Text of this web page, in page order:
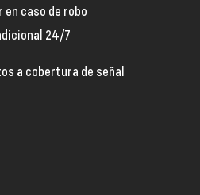
en caso de robo
24/7
a cobertura de señal